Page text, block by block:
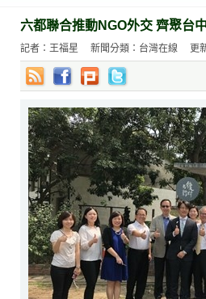
六都聯合推動NGO外交 齊聚台
記者：王福星 新聞分類：台灣在線 更